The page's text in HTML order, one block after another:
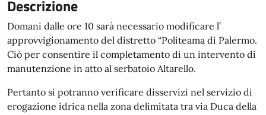
Descrizione
Domani dalle ore 10 sarà necessario modificare l’
approvvigionamento del distretto “Politeama di Palermo.
Ciò per consentire il completamento di un intervento di
manutenzione in atto al serbatoio Altarello.
Pertanto si potranno verificare disservizi nel servizio di
erogazione idrica nella zona delimitata tra via Duca della